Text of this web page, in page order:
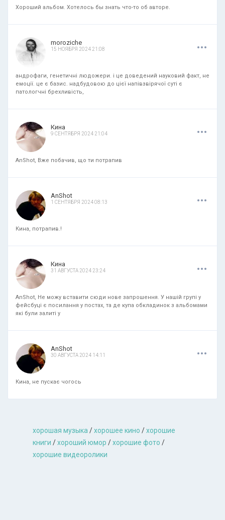
Хороший альбом. Хотелось бы знать что-то об авторе.
moroziche
15 НОЯБРЯ 2024 21:08 ...
андрофаги, генетичні людожери. і це доведений науковий факт, не
емоції. це є базис. надбудовою до цієї напівзвірячої суті є
патологчні брехливість,
Кина
9 СЕНТЯБРЯ 2024 21:04 ...
AnShot, Вже побачив, що ти потрапив
AnShot
1 СЕНТЯБРЯ 2024 08:13 ...
Кина, потрапив.!
Кина
31 АВГУСТА 2024 23:24 ...
AnShot, Не можу вставити сюди нове запрошення. У нашій групі у
фейсбуці є посилання у постах, та де купа обкладинок з альбомами
які були залиті у
AnShot
30 АВГУСТА 2024 14:11 ...
Кина, не пускає чогось
хорошая музыкa /хорошее кино /хорошие
книги /хороший юмор /хорошие фото /
хорошие видеоролики